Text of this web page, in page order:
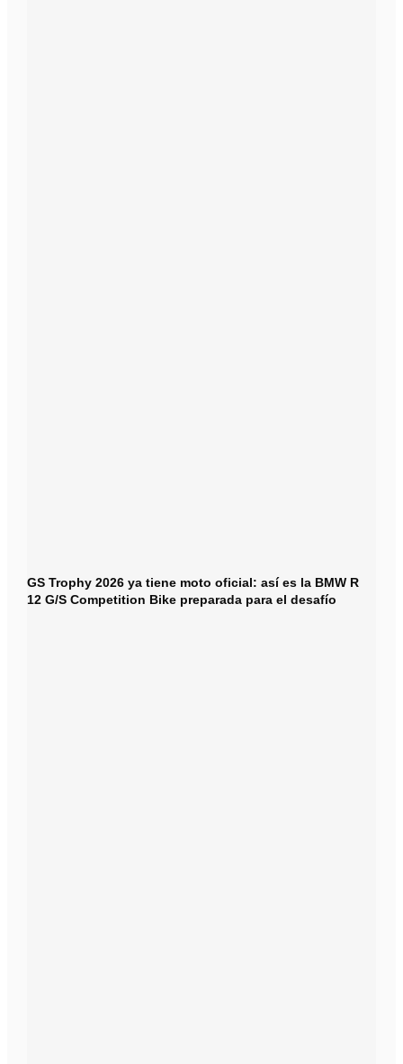
GS Trophy 2026 ya tiene moto oficial: así es la BMW R
12 G/S Competition Bike preparada para el desafío